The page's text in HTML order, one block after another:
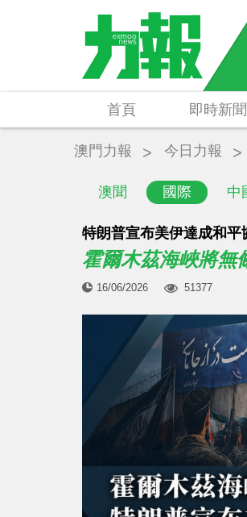
首頁 即時新聞
澳聞 國際 中
澳門力報 今日力報
特朗普宣布美伊達成和平
霍爾木茲海峽將無
16/06/2026 51377